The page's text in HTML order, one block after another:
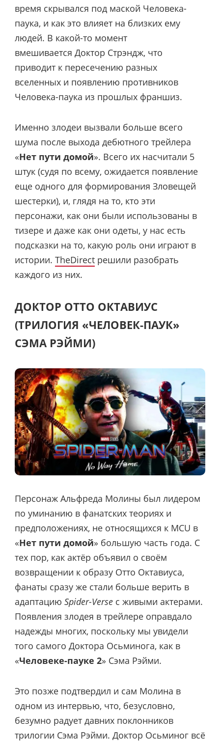
время скрывался под маской Человека-
паука, и как это влияет на близких ему
людей. В какой-то момент
вмешивается Доктор Стрэндж, что
приводит к пересечению разных
вселенных и появлению противников
Человека-паука из прошлых франшиз.
Именно злодеи вызвали больше всего
шума после выхода дебютного трейлера
«Нет пути домой». Всего их насчитали 5
штук (судя по всему, ожидается появление
еще одного для формирования Зловещей
шестерки), и, глядя на то, кто эти
персонажи, как они были использованы в
тизере и даже как они одеты, у нас есть
подсказки на то, какую роль они играют в
истории. TheDirect решили разобрать
каждого из них.
ДОКТОР ОТТО ОКТАВИУС
(ТРИЛОГИЯ «ЧЕЛОВЕК-ПАУК»
СЭМА РЭЙМИ)
Персонаж Альфреда Молины был лидером
по уминанию в фанатских теориях и
предположениях, не относящихся к MCU в
«Нет пути домой» большую часть года. С
тех пор, как актёр объявил о своём
возвращении к образу Отто Октавиуса,
фанаты сразу же стали больше верить в
адаптацию Spider-Verse с живыми актерами.
Появления злодея в трейлере оправдало
надежды многих, поскольку мы увидели
того самого Доктора Осьминога, как в
«Человеке-пауке 2» Сэма Рэйми.
Это позже подтвердил и сам Молина в
одном из интервью, что, безусловно,
безумно радует давних поклонников
трилогии Сэма Рэйми. Доктор Осьминог всё